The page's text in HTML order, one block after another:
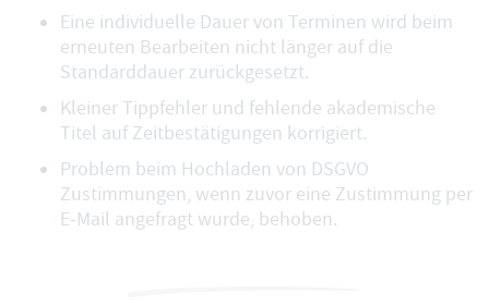
Eine individuelle Dauer von Terminen wird beim
erneuten Bearbeiten nicht länger auf die
Standarddauer zurückgesetzt.
Kleiner Tippfehler und fehlende akademische
Titel auf Zeitbestätigungen korrigiert.
Problem beim Hochladen von DSGVO
Zustimmungen, wenn zuvor eine Zustimmung per
E-Mail angefragt wurde, behoben.